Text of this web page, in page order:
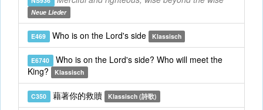
Neue Lieder
E469 Who is on the Lord's side Klassisch
E6740 Who is on the Lord's side? Who will meet the
King?
Klassisch
C350 藉著你的救贖 Klassisch (詩歌)